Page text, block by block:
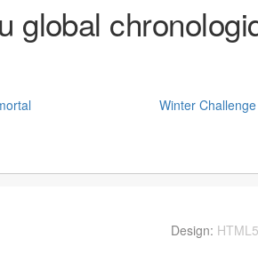
global
Winter
Design: